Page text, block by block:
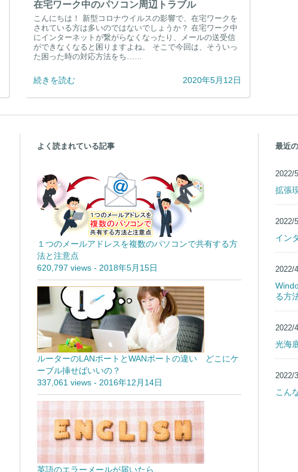
在宅ワーク中のパソコン周辺トラブル
こんにちは！ 新型コロナウイルスの影響で、在宅ワークを
されている方は多いのではないでしょうか？ 在宅ワーク中
にインターネットが繋がらなくなったり、メールの送受信
ができなくなると困りますよね。 そこで今回は、そういっ
た困った時の対応方法をち……
続きを読む 2020年5月12日
よく読まれている記事
１つのメールアドレスを複数のパソコンで共有する方
法と注意点
620,797 views- 2018年5月15日
ルーターのLANポートとWANポートの違い どこにケ
ーブル挿せばいいの？
337,061 views- 2016年12月14日
英語のエラーメールが届いたら
最近
2022/
拡張
2022/
イン
2022/
る方
2022/
光海
2022/
こん